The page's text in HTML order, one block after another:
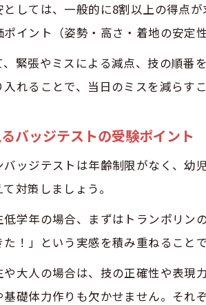
合
年
3級・2
ト
1
ト
としては、一般的に8割以上の得点
ポイント（姿勢・高さ・着地の安定
緊張やミスによる減点、技の順番
入れることで、当日のミスを減らす
バッジテストの受験ポイント
バッジテストは年齢制限がなく、
対策しましょう。
学年の場合、まずはトランポリン
！」という実感を積み重ねること
大人の場合は、技の正確性や表現
基礎体力作りも欠かせません。それ